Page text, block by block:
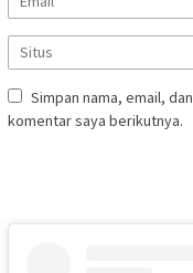
Simpan nama, email,
komentar saya berikutnya.